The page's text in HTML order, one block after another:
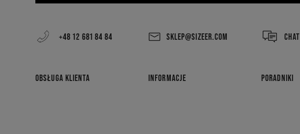
+48 12 681 84 84 SKLEP@SIZEER.COM CHAT
OBSŁUGA KLIENTA INFORMACJE PORADNIKI